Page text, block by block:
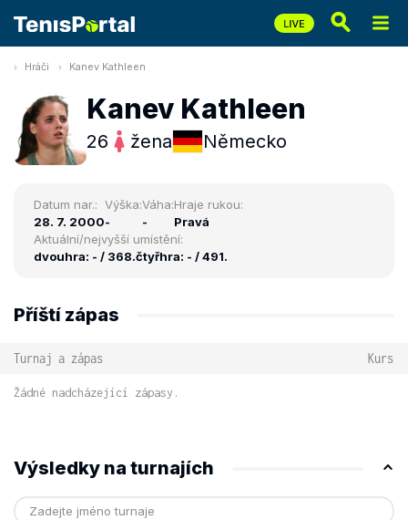
Hráči Kanev Kathleen
Kanev Kathleen
26 žena Německo
Datum nar.:
28. 7. 2000
Výška:
-
Váha:
-
Hraje rukou:
Pravá
Aktuální/nejvyšší umístění:
dvouhra: - / 368.čtyřhra: - / 491.
Příští zápas
Turnaj a zápas Kurs
Žádné nadcházející zápasy.
Výsledky na turnajích